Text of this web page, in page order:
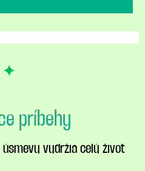
príbehy
úsmevy vydržia celý život